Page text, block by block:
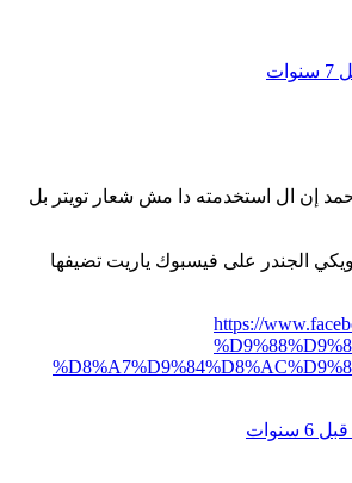
أحمد إن ال استخدمته دا مش شعار تويتر بل
الجندر على فيسبوك ياريت تضيفها
https://
قبل 6 سنوات